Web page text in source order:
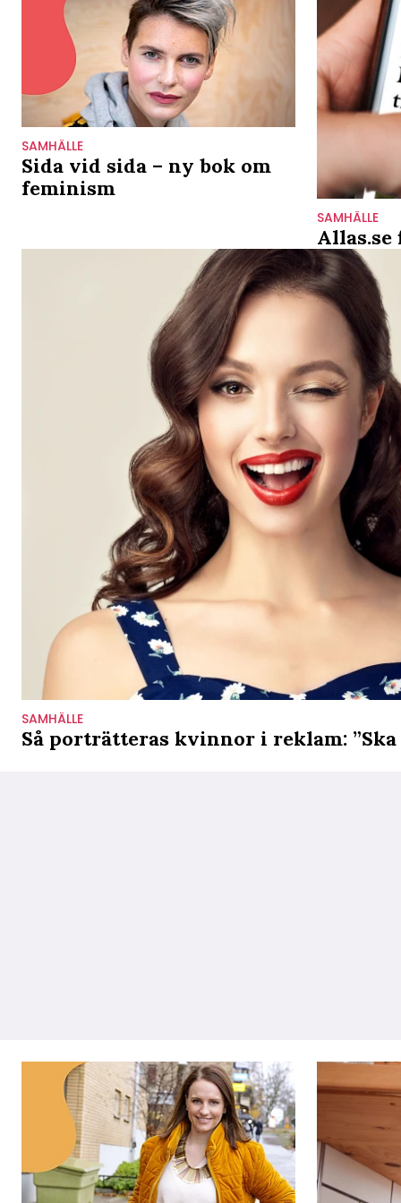
SAMHÄLLE
Sida vid sida – ny bok om
feminism
SAMHÄLLE
SAMHÄLLE
Så porträtteras kvinnor i reklam: